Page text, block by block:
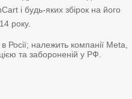
і будь-яких збірок на його
року.
належить компанії Meta,
та забороненій у РФ.